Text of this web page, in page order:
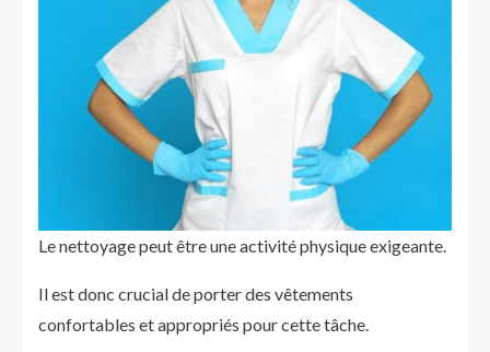
Le nettoyage peut être une activité physique exigeante.
Il est donc crucial de porter des vêtements
confortables et appropriés pour cette tâche.